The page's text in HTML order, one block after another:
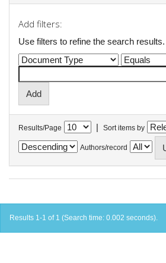
Add filters:
Use filters to refine the search results.
Results/Page | Sort items by
Authors/record
Results 1-1 of 1 (Search time: 0.002 seconds).